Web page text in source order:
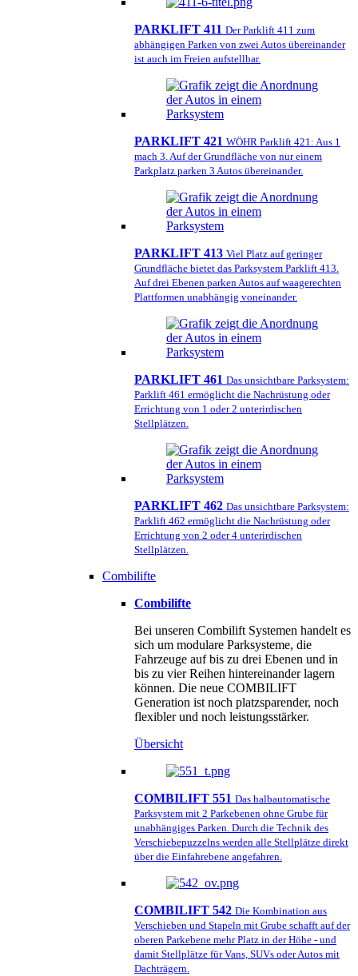
PARKLIFT 411 Der Parklift 411 zum
abhängigen Parken von zwei Autos übereinander
ist auch im Freien aufstellbar.
PARKLIFT 421 WÖHR Parklift 421: Aus 1
mach 3. Auf der Grundfläche von nur einem
Parkplatz parken 3 Autos übereinander.
PARKLIFT 413 Viel Platz auf geringer
Grundfläche bietet das Parksystem Parklift 413.
Auf drei Ebenen parken Autos auf waagerechten
Plattformen unabhängig voneinander.
PARKLIFT 461 Das unsichtbare Parksystem:
Parklift 461 ermöglicht die Nachrüstung oder
Errichtung von 1 oder 2 unterirdischen
Stellplätzen.
PARKLIFT 462 Das unsichtbare Parksystem:
Parklift 462 ermöglicht die Nachrüstung oder
Errichtung von 2 oder 4 unterirdischen
Stellplätzen.
Combilifte
Combilifte
Bei unseren Combilift Systemen handelt es
sich um modulare Parksysteme, die
Fahrzeuge auf bis zu drei Ebenen und in
bis zu vier Reihen hintereinander lagern
können. Die neue COMBILIFT
Generation ist noch platzsparender, noch
flexibler und noch leistungsstärker.
Übersicht
COMBILIFT 551 Das halbautomatische
Parksystem mit 2 Parkebenen ohne Grube für
unabhängiges Parken. Durch die Technik des
Verschiebepuzzelns werden alle Stellplätze direkt
über die Einfahrebene angefahren.
COMBILIFT 542 Die Kombination aus
Verschieben und Stapeln mit Grube schafft auf der
oberen Parkebene mehr Platz in der Höhe - und
damit Stellplätze für Vans, SUVs oder Autos mit
Dachträgern.